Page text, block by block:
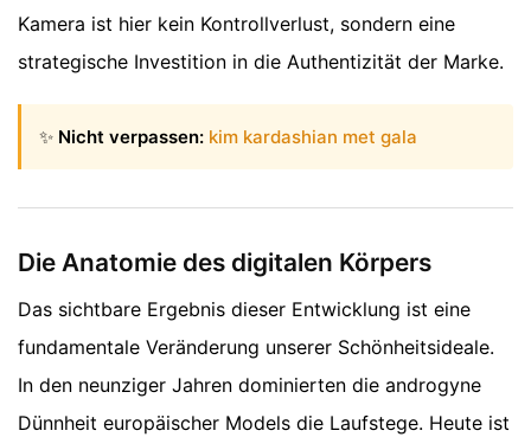
Kamera ist hier kein Kontrollverlust, sondern eine
strategische Investition in die Authentizität der Marke.
✨ Nicht verpassen: kim kardashian met gala
Die Anatomie des digitalen Körpers
Das sichtbare Ergebnis dieser Entwicklung ist eine
fundamentale Veränderung unserer Schönheitsideale.
In den neunziger Jahren dominierten die androgyne
Dünnheit europäischer Models die Laufstege. Heute ist